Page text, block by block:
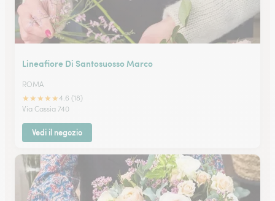
Lineafiore Di Santosuosso Marco
ROMA
★★★★★4.6 (18)
Via Cassia 740
Vedi il negozio